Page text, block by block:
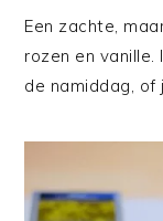
Een zachte,
rozen en
de namiddag,